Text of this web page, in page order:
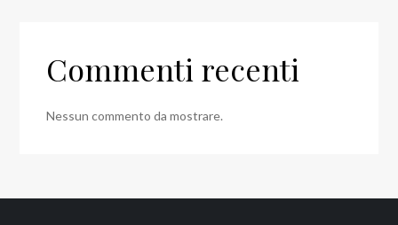
Commenti recenti
Nessun commento da mostrare.